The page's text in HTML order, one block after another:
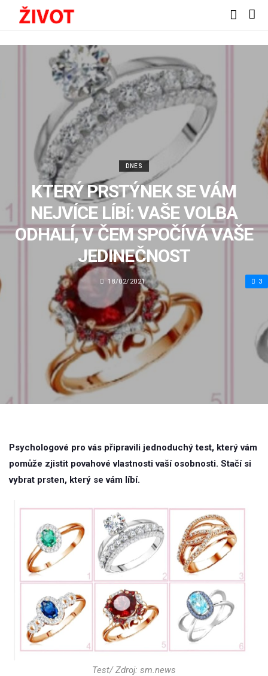
DNES
KTERÝ PRSTÝNEK SE VÁM
NEJVÍCE LÍBÍ: VAŠE VOLBA
ODHALÍ, V ČEM SPOČÍVÁ VAŠE
JEDINEČNOST
18/02/2021 3
Psychologové pro vás připravili jednoduchý test, který vám
pomůže zjistit povahové vlastnosti vaší osobnosti. Stačí si
vybrat prsten, který se vám líbí.
Test/ Zdroj: sm.news